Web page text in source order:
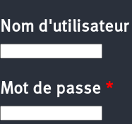
Nom d'utilisateur
Mot de passe *